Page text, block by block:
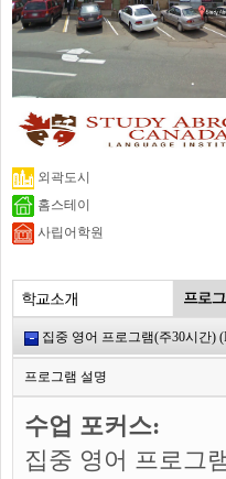
외곽도시
홈스테이
사립어학원
집중 영어 프로그램(주30시간)
프로그램 설명
수업 포커스:
집중 영어 프로그